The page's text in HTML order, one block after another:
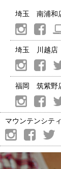
埼玉 南浦和
埼玉 川越店
福岡 筑紫野
マウンテンシテ